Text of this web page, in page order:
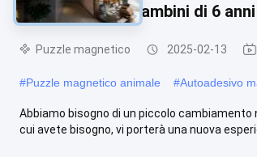
giocattoli per i bambini di 6 anni
Puzzle magnetico 2025-02-13
#Puzzle magnetico animale #Autoadesivo
Abbiamo bisogno di un piccolo
cui avete bisogno, vi porterà una nuova